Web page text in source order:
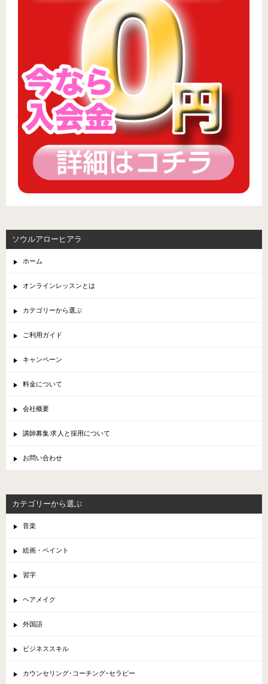
ソウルアローヒアラ
ホーム
オンラインレッスンとは
カテゴリーから選ぶ
ご利用ガイド
キャンペーン
料金について
会社概要
講師募集 求人と採用について
お問い合わせ
カテゴリーから選ぶ
音楽
絵画・ペイント
習字
ヘアメイク
外国語
ビジネススキル
カウンセリング･コーチング･セラピー